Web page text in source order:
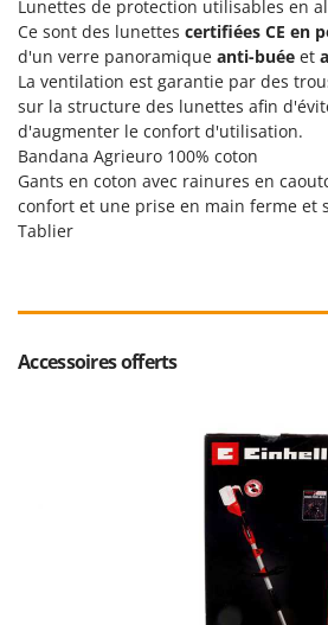
Seven Italy
Shark
Silky
Simatech
Sirman
Skil
Smartwood
Spice Electronics
Spring Protezione
Lunettes de protection utilisables en
Ce sont des lunettes certifiées CE en
d'un verre panoramique anti-buée et
La ventilation est garantie par des
sur la structure des lunettes afin
d'augmenter le confort d'utilisation.
Bandana Agrieuro 100% coton
Gants en coton avec rainures en
confort et une prise en main ferme et
Tablier
Accessoires offerts